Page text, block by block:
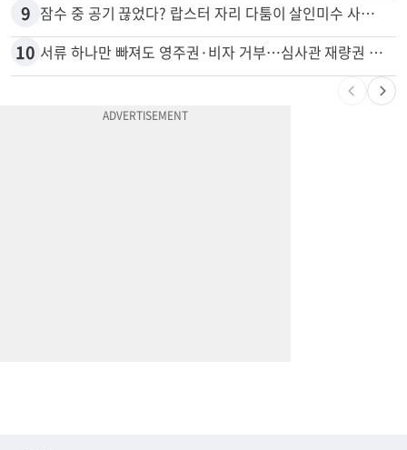
8 “술에 이것 한방울 넣어라” 매일 소주 1병 까는 91세의 철칙
9 잠수 중 공기 끊었다? 랍스터 자리 다툼이 살인미수 사건으로
서류 하나만 빠져도 영주권·비자 거부…심사관 재량권 대폭 확대